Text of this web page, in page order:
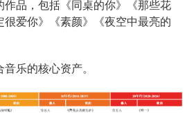
作品，包括《同桌的你》《那些花
很爱你》《素颜》《夜空中最亮的
乐的核心资产。